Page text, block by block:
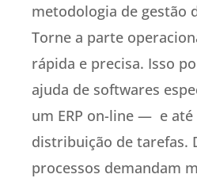
metodologia de gestão
Torne a parte
rápida e precisa. Isso
ajuda de softwares
um ERP on-line — e até
distribuição de tarefas.
processos demandam